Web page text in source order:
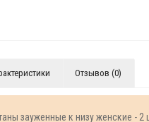
Отзывов (0)
зауженные к низу женские - 2